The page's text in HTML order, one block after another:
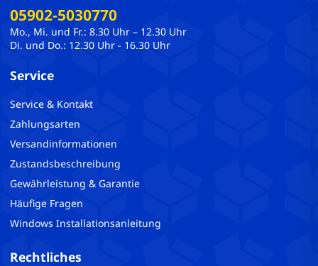
05902-5030770
Mo., Mi. und Fr.: 8.30 Uhr – 12.30 Uhr
Di. und Do.: 12.30 Uhr - 16.30 Uhr
Service
Service & Kontakt
Zahlungsarten
Versandinformationen
Zustandsbeschreibung
Gewährleistung & Garantie
Häufige Fragen
Windows Installationsanleitung
Rechtliches